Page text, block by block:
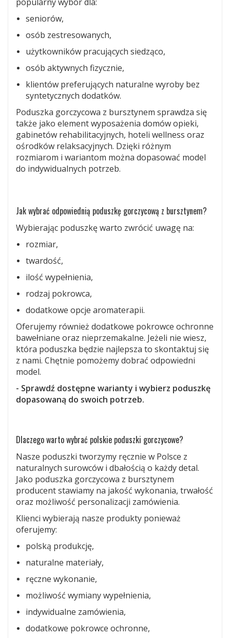
seniorów,
osób zestresowanych,
użytkowników pracujących siedząco,
osób aktywnych fizycznie,
klientów preferujących naturalne wyroby bez
syntetycznych dodatków.
Poduszka gorczycowa z bursztynem sprawdza się
także jako element wyposażenia domów opieki,
gabinetów rehabilitacyjnych, hoteli wellness oraz
ośrodków relaksacyjnych. Dzięki różnym
rozmiarom i wariantom można dopasować model
do indywidualnych potrzeb.
Jak wybrać odpowiednią poduszkę gorczycową z bursztynem?
Wybierając poduszkę warto zwrócić uwagę na:
rozmiar,
twardość,
ilość wypełnienia,
rodzaj pokrowca,
dodatkowe opcje aromaterapii.
Oferujemy również dodatkowe pokrowce ochronne
bawełniane oraz nieprzemakalne. Jeżeli nie wiesz,
która poduszka będzie najlepsza to skontaktuj się
z nami. Chętnie pomożemy dobrać odpowiedni
model.
- Sprawdź dostępne warianty i wybierz poduszkę
dopasowaną do swoich potrzeb.
Dlaczego warto wybrać polskie poduszki gorczycowe?
Nasze poduszki tworzymy ręcznie w Polsce z
naturalnych surowców i dbałością o każdy detal.
Jako poduszka gorczycowa z bursztynem
producent stawiamy na jakość wykonania, trwałość
oraz możliwość personalizacji zamówienia.
Klienci wybierają nasze produkty ponieważ
oferujemy:
polską produkcję,
naturalne materiały,
ręczne wykonanie,
możliwość wymiany wypełnienia,
indywidualne zamówienia,
dodatkowe pokrowce ochronne,